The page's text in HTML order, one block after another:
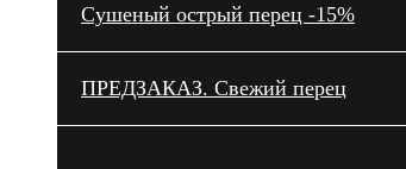
Сушеный острый перец -15%
ПРЕДЗАКАЗ. Свежий перец